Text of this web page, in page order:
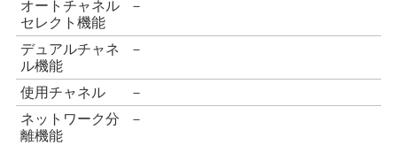
オートチャネル
セレクト機能
－
デュアルチャネ
ル機能
－
使用チャネル
－
ネットワーク分
離機能
－